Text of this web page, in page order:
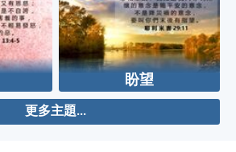
盼望
更多主題...